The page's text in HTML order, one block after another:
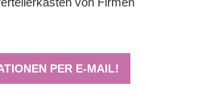
PER E-MAIL!